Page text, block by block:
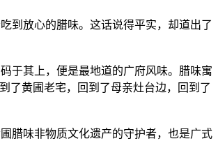
到放心的腊味。这话说得平实，却道出了
于其上，便是最地道的广府风味。腊味寓
了黄圃老宅，回到了母亲灶台边，回到了
腊味非物质文化遗产的守护者，也是广式